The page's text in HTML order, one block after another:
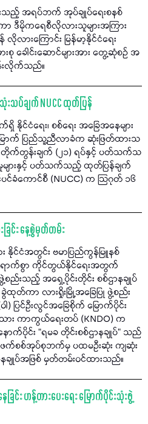
ားသည့် အရပ်ဘက် အုပ်ချုပ်ရေးစနစ်
ာ ဒီမိုကရေစီလိုလားသူများအကြား
းကြောင်း မြန်မာ့နိုင်ငံရေး
စု ခေါင်းဆောင်များအား တွေ့ဆုံစဉ် အ
လိုက်သည်။
းသပ်ချက် NUCC ထုတ်ပြန်
ငံရေး၊ စစ်ရေး အခြေအနေများ
ာက် ပြည်သူ့ညီလာခံက ဆုံးဖြတ်ထားသ
တိုက်တွန်းချက် (၂၁) ရပ်နှင့် ပတ်သက်သ
ားနှင့် ပတ်သက်သည့် ထုတ်ပြန်ချက်
ခံကောင်စီ (NUCC) က သြဂုတ် ၁၆
ြင်း နေ့စွဲမှတ်တမ်း
နိုင်ငံအတွင်း ဗမာပြည်ကွန်မြူနစ်
ရောက်စွာ ကိုင်တွယ်နိုင်ရေးအတွက်
စည်းသည့် အရှေ့ပိုင်းတိုင်း စစ်ဌာနချုပ်
တ်ကာ လားရှိုးမြို့အခြေပြု ဖွဲ့စည်း
ပြင်ဦးလွင်အခြေစိုက် မြောက်ပိုင်း
သား ကာကွယ်ရေးတပ် (KNDO) က
ပိုင်း “ရမခ တိုင်းစစ်ဌာနချုပ်” သည်
က်စစ်အုပ်စုဘက်မှ ပထမဦးဆုံး ကျဆုံး
အဖြစ် မှတ်တမ်းဝင်ထားသည်။
း ဟန့်တားပေးရေး မြောက်ပိုင်းသုံးဖွဲ့